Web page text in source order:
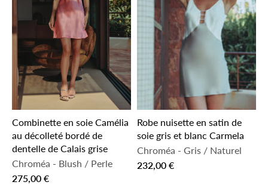
Combinette en soie Camélia
au décolleté bordé de
dentelle de Calais grise
Chroméa - Blush / Perle
275,00 €
Robe nuisette en satin de
soie gris et blanc Carmela
Chroméa - Gris / Naturel
232,00 €